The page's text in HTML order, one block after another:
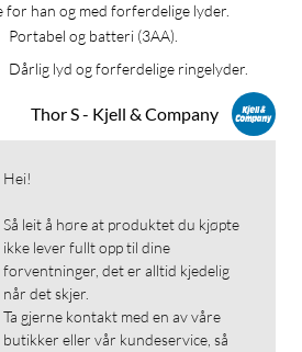
for han og med forferdelige lyder.
Portabel og batteri (3AA).
Dårlig lyd og forferdelige ringelyder.
Thor S - Kjell & Company
Hei!
Så leit å høre at produktet du kjøpte
ikke lever fullt opp til dine
forventninger, det er alltid kjedelig
når det skjer.
Ta gjerne kontakt med en av våre
butikker eller vår kundeservice, så